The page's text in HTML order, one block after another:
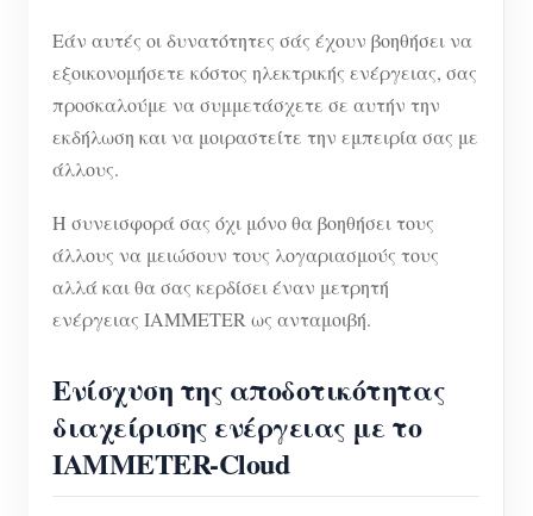
Εάν αυτές οι δυνατότητες σάς έχουν βοηθήσει να
εξοικονομήσετε κόστος ηλεκτρικής ενέργειας, σας
προσκαλούμε να συμμετάσχετε σε αυτήν την
εκδήλωση και να μοιραστείτε την εμπειρία σας με
άλλους.
Η συνεισφορά σας όχι μόνο θα βοηθήσει τους
άλλους να μειώσουν τους λογαριασμούς τους
αλλά και θα σας κερδίσει έναν μετρητή
ενέργειας IAMMETER ως ανταμοιβή.
Ενίσχυση της αποδοτικότητας
διαχείρισης ενέργειας με το
IAMMETER-Cloud